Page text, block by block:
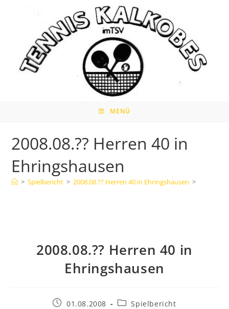
MENÜ
2008.08.?? Herren 40 in
Ehringshausen
> Spielbericht > 2008.08.?? Herren 40 in Ehringshausen >
2008.08.?? Herren 40 in
Ehringshausen
Beitrag01.08.2008
Beitrags-
Spielbericht